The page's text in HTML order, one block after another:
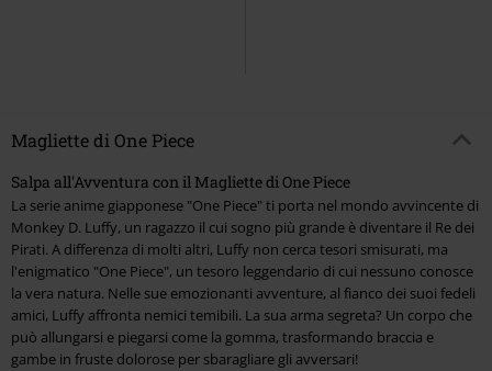
Magliette di One Piece
Salpa all'Avventura con il Magliette di One Piece
La serie anime giapponese "One Piece" ti porta nel mondo avvincente di
Monkey D. Luffy, un ragazzo il cui sogno più grande è diventare il Re dei
Pirati. A differenza di molti altri, Luffy non cerca tesori smisurati, ma
l'enigmatico "One Piece", un tesoro leggendario di cui nessuno conosce
la vera natura. Nelle sue emozionanti avventure, al fianco dei suoi fedeli
amici, Luffy affronta nemici temibili. La sua arma segreta? Un corpo che
può allungarsi e piegarsi come la gomma, trasformando braccia e
gambe in fruste dolorose per sbaragliare gli avversari!